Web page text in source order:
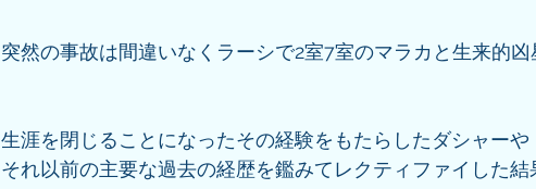
突然の事故は間違いなくラーシで2室7室のマラカと生来的
生涯を閉じることになったその経験をもたらしたダシャーや
それ以前の主要な過去の経歴を鑑みてレクティファイした結